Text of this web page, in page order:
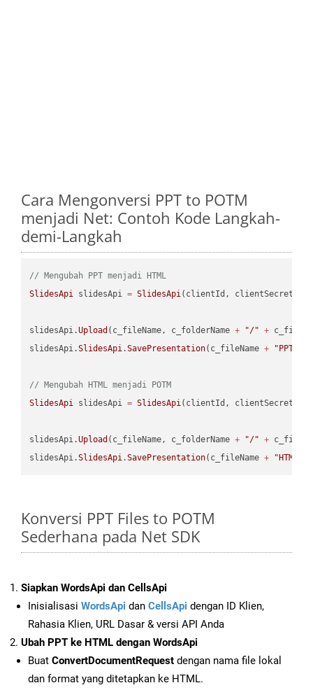
Cara Mengonversi PPT to POTM
menjadi Net: Contoh Kode Langkah-
demi-Langkah
// Mengubah PPT menjadi HTML
SlidesApi slidesApi = SlidesApi(clientId, clientSecret);
slidesApi.Upload (c_fileName, c_folderName + "/" +
slidesApi.SlidesApi.SavePresentation(c_fileName + "PPT"
// Mengubah HTML menjadi POTM
SlidesApi slidesApi = SlidesApi(clientId, clientSecret);
slidesApi.Upload (c_fileName, c_folderName + "/" +
slidesApi.SlidesApi.SavePresentation(c_fileName + "HTML"
Konversi PPT Files to POTM
Sederhana pada Net SDK
Siapkan WordsApi dan CellsApi
Inisialisasi WordsApi dan CellsApi dengan ID Klien,
Rahasia Klien, URL Dasar & versi API Anda
Ubah PPT ke HTML dengan WordsApi
Buat ConvertDocumentRequest dengan nama file lokal
dan format yang ditetapkan ke HTML.